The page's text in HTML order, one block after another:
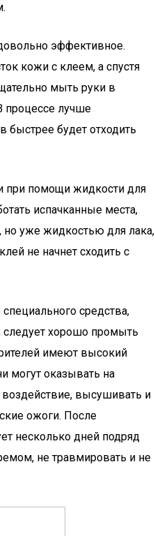
эффективное.
кожи с клеем, а спустя
мыть руки в
процессе лучше
быстрее будет отходить
при помощи жидкости для
испачканные места,
но уже жидкостью для лака,
не начнет сходить с
средства,
следует хорошо промыть
имеют высокий
могут оказывать на
высушивать и
ожоги. После
несколько дней подряд
не травмировать и не